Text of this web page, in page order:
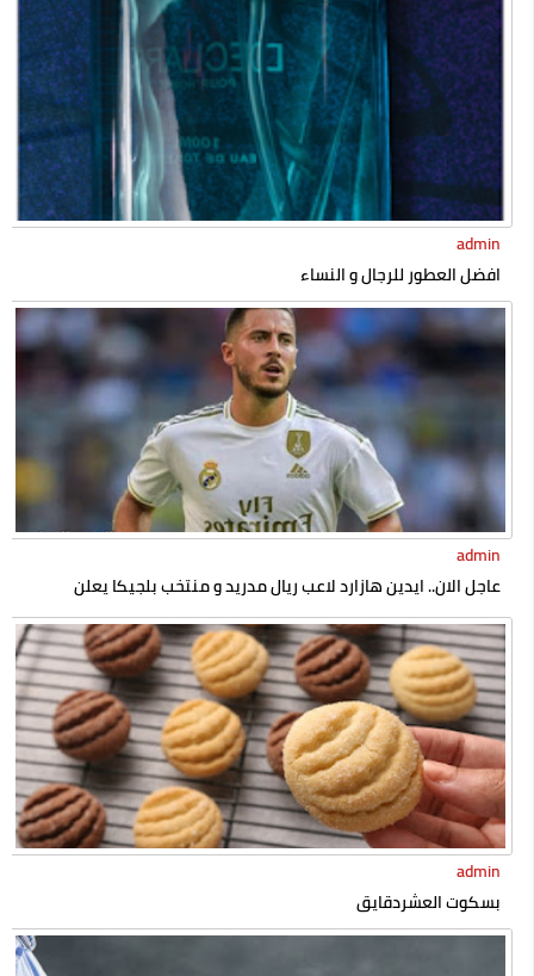
admin
افضل العطور للرجال و النساء
admin
عاجل الان.. ايدين هازارد لاعب ريال مدريد و منتخب بلجيكا يعلن
إسلامه رسميا
admin
بسكوت العشردقايق